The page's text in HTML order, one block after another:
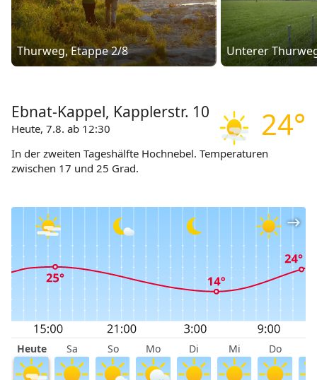
Thurweg, Etappe 2/8 Unterer
24°
Ebnat-Kappel, Kapplerstr. 10
Heute, 7.8. ab 12:30
In der zweiten Tageshälfte Hochnebel. Temperaturen
zwischen 17 und 25 Grad.
Heute Sa So Mo Di Mi Do